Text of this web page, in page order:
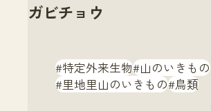
ガビチョウ
特定外来生物 山のいきもの
里地里山のいきもの 鳥類